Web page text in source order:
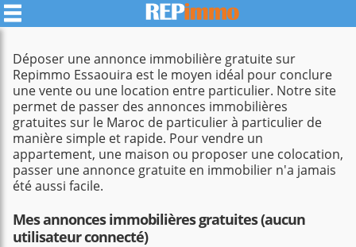
Déposer une annonce immobilière gratuite sur
Repimmo Essaouira est le moyen idéal pour conclure
une vente ou une location entre particulier. Notre site
permet de passer des annonces immobilières
gratuites sur le Maroc de particulier à particulier de
manière simple et rapide. Pour vendre un
appartement, une maison ou proposer une colocation,
passer une annonce gratuite en immobilier n'a jamais
été aussi facile.
Mes annonces immobilières gratuites (aucun
utilisateur connecté)